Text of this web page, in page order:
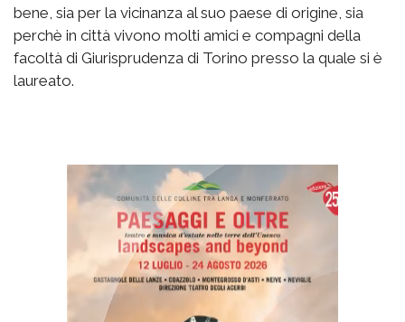
bene, sia per la vicinanza al suo paese di origine, sia
perchè in città vivono molti amici e compagni della
facoltà di Giurisprudenza di Torino presso la quale si è
laureato.